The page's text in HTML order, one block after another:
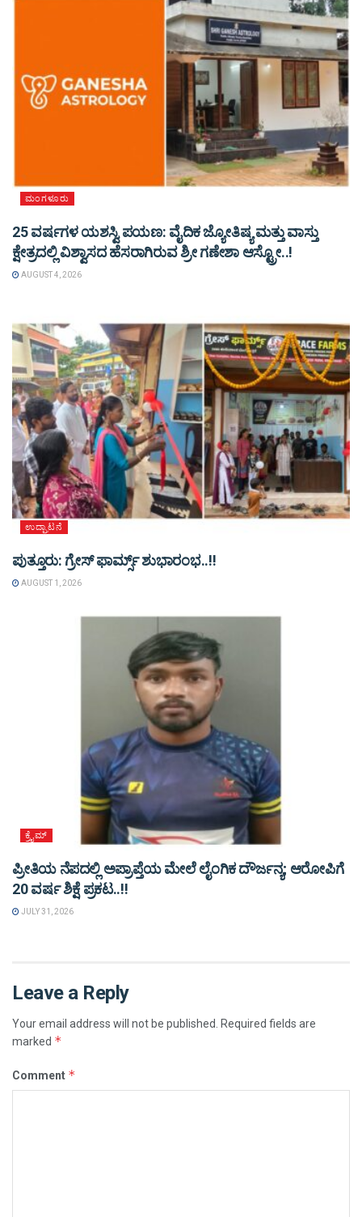
ಮಂಗಳೂರು
25 ವರ್ಷಗಳ ಯಶಸ್ವಿ ಪಯಣ: ವೈದಿಕ ಜ್ಯೋತಿಷ್ಯ ಮತ್ತು ವಾಸ್ತು
ಕ್ಷೇತ್ರದಲ್ಲಿ ವಿಶ್ವಾಸದ ಹೆಸರಾಗಿರುವ ಶ್ರೀ ಗಣೇಶಾ ಆಸ್ಟ್ರೋ..!
AUGUST 4, 2026
ಉದ್ಘಾಟನೆ
ಪುತ್ತೂರು: ಗ್ರೇಸ್ ಫಾರ್ಮ್ಸ್ ಶುಭಾರಂಭ..!!
AUGUST 1, 2026
ಕ್ರೈಮ್
ಪ್ರೀತಿಯ ನೆಪದಲ್ಲಿ ಅಪ್ರಾಪ್ತೆಯ ಮೇಲೆ ಲೈಂಗಿಕ ದೌರ್ಜನ್ಯ; ಆರೋಪಿಗೆ
20 ವರ್ಷ ಶಿಕ್ಷೆ ಪ್ರಕಟ..!!
JULY 31, 2026
Leave a Reply
Your email address will not be published. Required fields are
marked *
Comment *